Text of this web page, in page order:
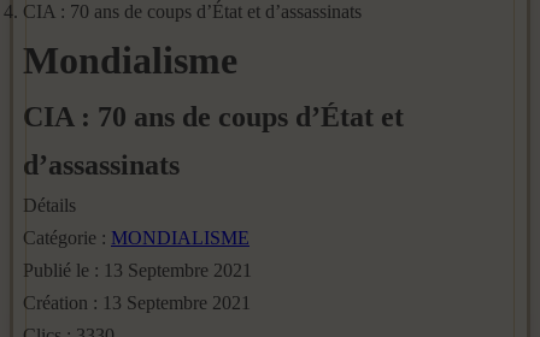
CIA : 70 ans de coups d’État et d’assassinats
Mondialisme
CIA : 70 ans de coups d’État et
d’assassinats
Détails
Catégorie : MONDIALISME
Publié le : 13 Septembre 2021
Création : 13 Septembre 2021